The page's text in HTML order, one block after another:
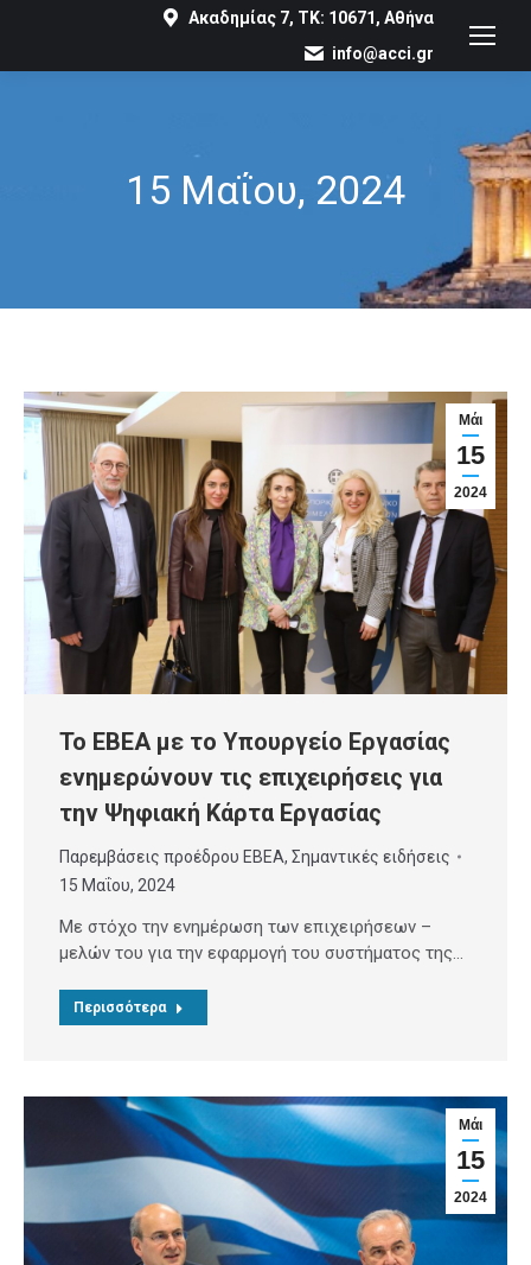
Ακαδημίας 7, ΤΚ: 10671, Αθήνα
info@acci.gr
15 Μαΐου, 2024
You are here:
Μάι
15
2024
Το ΕΒΕΑ με το Υπουργείο Εργασίας
ενημερώνουν τις επιχειρήσεις για
την Ψηφιακή Κάρτα Εργασίας
Παρεμβάσεις προέδρου ΕΒΕΑ, Σημαντικές ειδήσεις
15 Μαΐου, 2024
Με στόχο την ενημέρωση των επιχειρήσεων –
μελών του για την εφαρμογή του συστήματος της…
Περισσότερα
Μάι
15
2024